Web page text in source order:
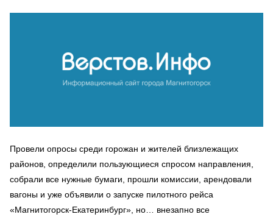
Провели опросы среди горожан и жителей близлежащих
районов, определили пользующиеся спросом направления,
собрали все нужные бумаги, прошли комиссии, арендовали
вагоны и уже объявили о запуске пилотного рейса
«Магнитогорск-Екатеринбург», но… внезапно все